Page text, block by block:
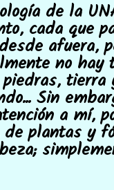
de la
cada que
afuera,
no hay
tierra
Sin
a mí,
plantas y